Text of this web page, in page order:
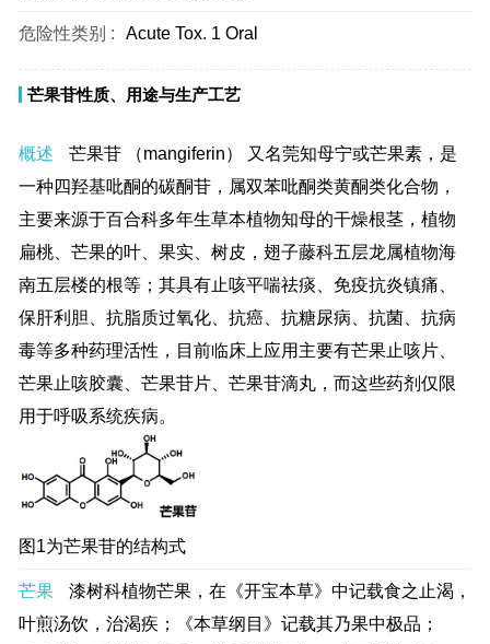
危险性类别 : Acute Tox. 1 Oral
芒果苷性质、用途与生产工艺
概述
芒果苷 （mangiferin） 又名莞知母宁或芒果素，是
一种四羟基吡酮的碳酮苷，属双苯吡酮类黄酮类化合物，
主要来源于百合科多年生草本植物知母的干燥根茎，植物
扁桃、芒果的叶、果实、树皮，翅子藤科五层龙属植物海
南五层楼的根等；其具有止咳平喘祛痰、免疫抗炎镇痛、
保肝利胆、抗脂质过氧化、抗癌、抗糖尿病、抗菌、抗病
毒等多种药理活性，目前临床上应用主要有芒果止咳片、
芒果止咳胶囊、芒果苷片、芒果苷滴丸，而这些药剂仅限
用于呼吸系统疾病。
图1为芒果苷的结构式
芒果
漆树科植物芒果，在《开宝本草》中记载食之止渴，
叶煎汤饮，治渴疾；《本草纲目》记载其乃果中极品；